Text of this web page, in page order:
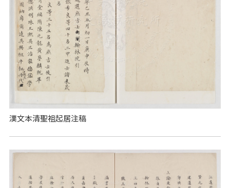
漢文本清聖祖起居注稿